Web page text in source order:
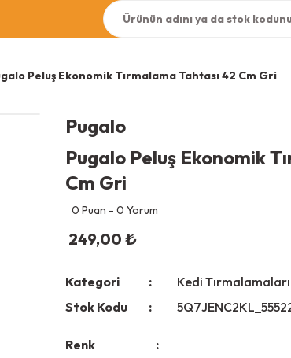
Peluş Ekonomik Tırmalama Tahtası 42 Cm Gri
Pugalo
Pugalo Peluş Ekonomik
Cm Gri
0 Puan - 0 Yorum
249,00 ₺
Kategori
Kedi Tırmalamaları
Stok Kodu
Renk